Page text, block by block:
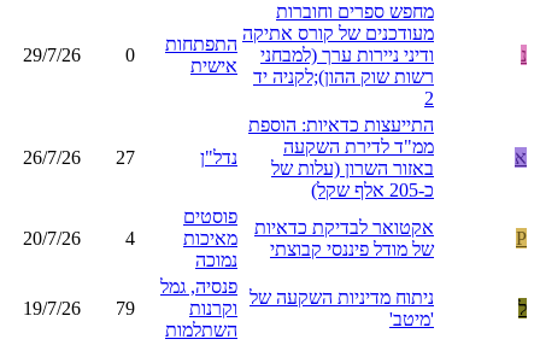
נ
מחפש ספרים וחוברות
מעודכנים של קורס אתיקה
ודיני ניירות ערך (למבחני
רשות שוק ההון);לקניה יד
2
התפתחות
אישית
0
29/7/26
א
התייעצות כדאיות: הוספת
ממ"ד לדירת השקעה
באזור השרון (עלות של
כ-205 אלף שקל)
נדל"ן 27
26/7/26
P
אקטואר לבדיקת כדאיות
של מודל פיננסי קבוצתי
פוסטים
מאיכות
נמוכה
4
20/7/26
ל
ניתוח מדיניות השקעה של
'מיטב'
פנסיה, גמל
וקרנות
השתלמות
79
19/7/26